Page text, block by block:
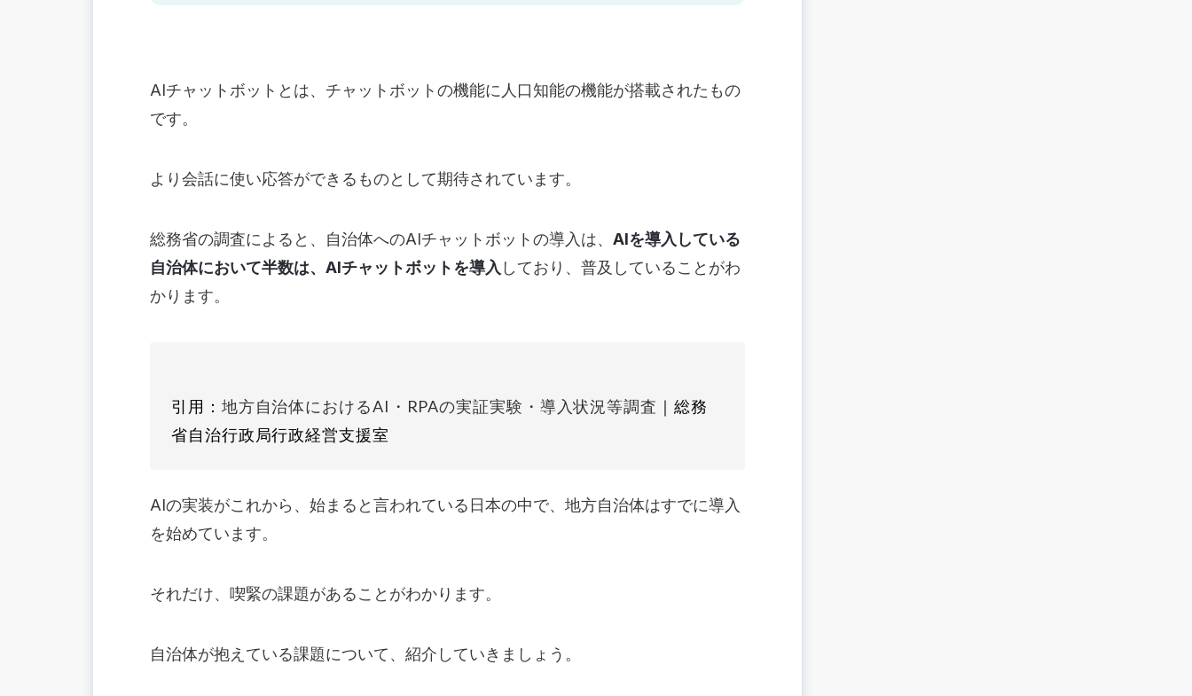
【北海道函館市】旅行関連AIチャットボット
📚まとめ：自治体の事例を参考にして、AIチャットボットを導入しよう
AIチャットボットとは、チャットボットの機能に人口知能の機能が搭載されたもの
です。
より会話に使い応答ができるものとして期待されています。
総務省の調査によると、自治体へのAIチャットボットの導入は、 AIを導入している
自治体において半数は、AIチャットボットを導入 しており、普及していることがわ
かります。
引用： 地方自治体におけるAI・RPAの実証実験・導入状況等調査 ｜総務
省自治行政局行政経営支援室
AIの実装がこれから、始まると言われている日本の中で、地方自治体はすでに導入
を始めています。
それだけ、喫緊の課題があることがわかります。
自治体が抱えている課題について、紹介していきましょう。